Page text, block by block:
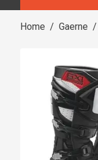
Home / Gaerne /